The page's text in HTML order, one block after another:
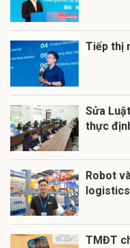
Tiếp thị
Sửa
thực
Robot
TMĐT